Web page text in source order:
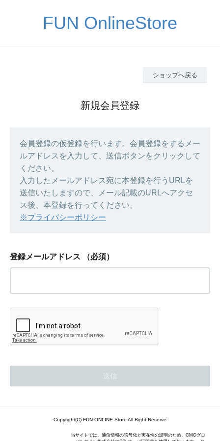
FUN OnlineStore
ショップへ戻る
新規会員登録
会員登録の仮登録を行います。会員登録をするメー
ルアドレスを入力して、送信ボタンをクリックして
ください。
入力したメールアドレス宛に本登録を行うURLを
送信いたしますので、メール記載のURLへアクセ
ス後、本登録を行ってください。
※プライバシーポリシー
登録メールアドレス （必須）
Copyright(C) FUN ONLINE Store All Right Reserve
当サイトでは、通信情報の暗号化と実在性の証明のため、GMOグロ